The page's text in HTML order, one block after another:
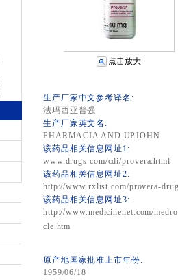
点击放大
生产厂家中文参考译名:
法玛西亚普强
生产厂家英文名:
PHARMACIA AND UPJOHN
该药品相关信息网址1:
www.drugs.com/cdi/provera.html
该药品相关信息网址2:
http://www.rxlist.com/provera-
该药品相关信息网址3:
http://www.medicinenet.com/
cle.htm
原产地国家批准上市年份:
1959/06/18